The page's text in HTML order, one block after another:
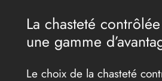
La chasteté
une gamme
Le choix de la chasteté